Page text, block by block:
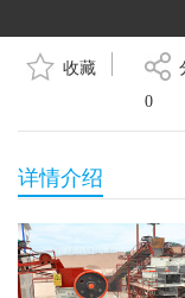
收藏
0
详情介绍